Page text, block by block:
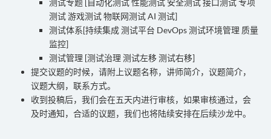
测试专题 [自动化测试 性能测试 安全测试 接口测试 专项
测试 游戏测试 物联网测试 AI 测试]
测试体系[持续集成 测试平台 DevOps 测试环境管理 质量
监控]
测试管理 [测试治理 测试左移 测试右移]
提交议题的时候，请附上议题名称，讲师简介，议题简介，
议题大纲，联系方式。
收到投稿后，我们会在五天内进行审核，如果审核通过，会
及时通知，合适的议题，我们也将陆续安排在后续沙龙中。